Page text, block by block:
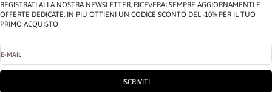
REGISTRATI ALLA NOSTRA NEWSLETTER, RICEVERAI SEMPRE AGGIORNAMENTI E
OFFERTE DEDICATE. IN PIÙ OTTIENI UN CODICE SCONTO DEL -10% PER IL TUO
PRIMO ACQUISTO
E-MAIL
ISCRIVITI